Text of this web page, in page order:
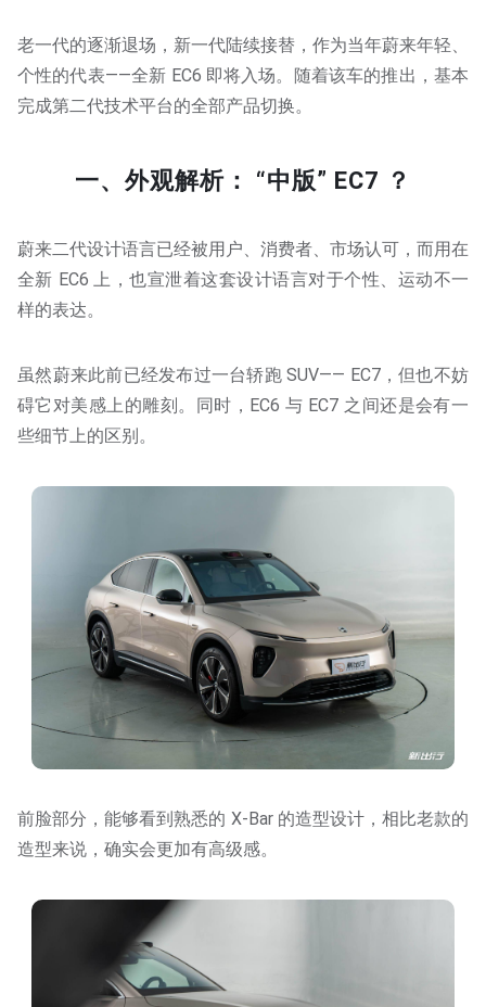
老一代的逐渐退场，新一代陆续接替，作为当年蔚来年轻、
个性的代表——全新 EC6 即将入场。随着该车的推出，基本
完成第二代技术平台的全部产品切换。
一、外观解析： “中版” EC7 ？
蔚来二代设计语言已经被用户、消费者、市场认可，而用在
全新 EC6 上，也宣泄着这套设计语言对于个性、运动不一
样的表达。
虽然蔚来此前已经发布过一台轿跑 SUV—— EC7，但也不妨
碍它对美感上的雕刻。同时，EC6 与 EC7 之间还是会有一
些细节上的区别。
前脸部分，能够看到熟悉的 X-Bar 的造型设计，相比老款的
造型来说，确实会更加有高级感。